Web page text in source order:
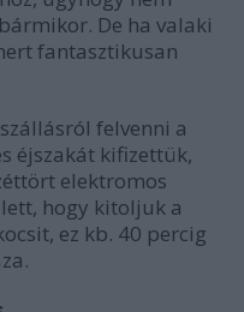
De ha valaki
fantasztikusan
felvenni a
éjszakát kifizettük,
elektromos
hogy kitoljuk a
ez kb. 40 percig